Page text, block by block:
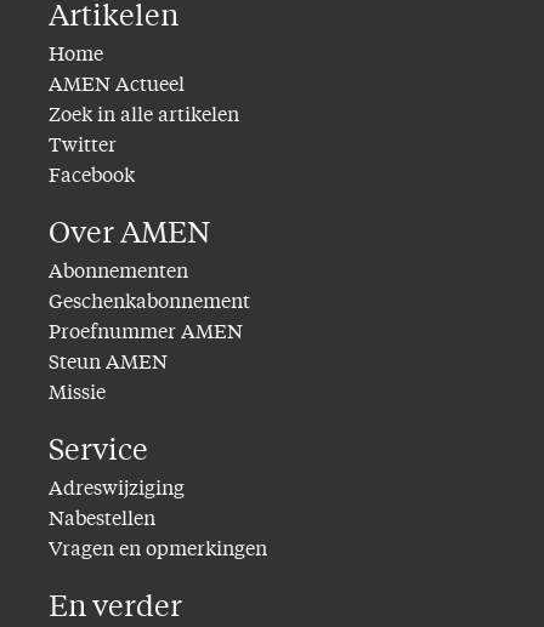
Artikelen
Home
AMEN Actueel
Zoek in alle artikelen
Twitter
Facebook
Over AMEN
Abonnementen
Geschenkabonnement
Proefnummer AMEN
Steun AMEN
Missie
Service
Adreswijziging
Nabestellen
Vragen en opmerkingen
En verder